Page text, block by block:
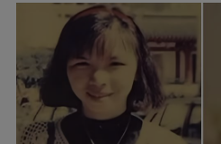
崩：真正的英雄不該被遺忘